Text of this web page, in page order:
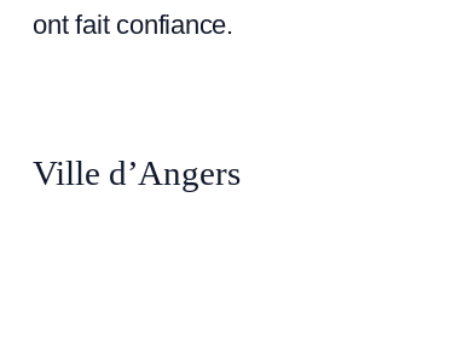
ont fait confiance.
Ville d’Angers